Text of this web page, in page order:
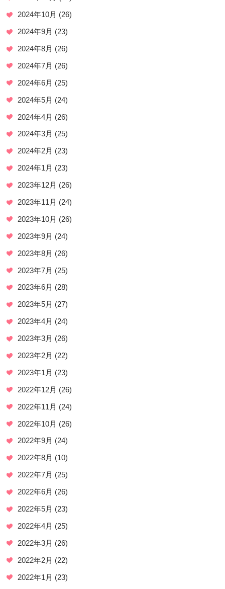
2024年10月 (26)
2024年9月 (23)
2024年8月 (26)
2024年7月 (26)
2024年6月 (25)
2024年5月 (24)
2024年4月 (26)
2024年3月 (25)
2024年2月 (23)
2024年1月 (23)
2023年12月 (26)
2023年11月 (24)
2023年10月 (26)
2023年9月 (24)
2023年8月 (26)
2023年7月 (25)
2023年6月 (28)
2023年5月 (27)
2023年4月 (24)
2023年3月 (26)
2023年2月 (22)
2023年1月 (23)
2022年12月 (26)
2022年11月 (24)
2022年10月 (26)
2022年9月 (24)
2022年8月 (10)
2022年7月 (25)
2022年6月 (26)
2022年5月 (23)
2022年4月 (25)
2022年3月 (26)
2022年2月 (22)
2022年1月 (23)